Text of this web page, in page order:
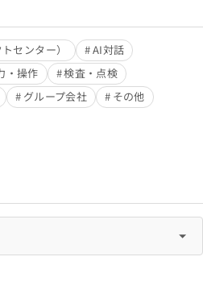
センター）
AI対話
・操作
検査・点検
グループ会社
その他